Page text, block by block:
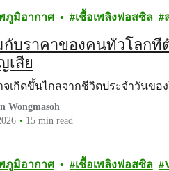
ภูมิอากาศ เชื้อเพลิงฟอสซิล
กับราคาของคนทั่วโลกที่
เสีย
จเกิดขึ้นไกลจากชีวิตประจำวันข
Wongmasoh
15 min read
ภูมิอากาศ เชื้อเพลิงฟอสซิล